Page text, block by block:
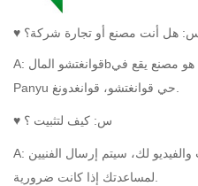
س: هل أنت مصنع أو تجارة شركة؟
A: قوانغتشو المالbهو مصنع يقع في
Panyu حي قوانغتشو، قوانغدونغ.
♥ س: كيف لتثبيت ؟
A:
لمساعدتك إذا كانت ضرورية.